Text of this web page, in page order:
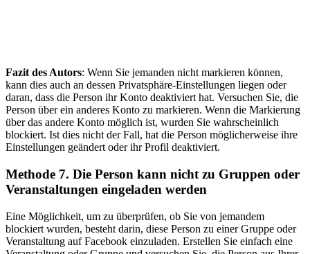
Fazit des Autors: Wenn Sie jemanden nicht markieren können,
kann dies auch an dessen Privatsphäre-Einstellungen liegen oder
daran, dass die Person ihr Konto deaktiviert hat. Versuchen Sie, die
Person über ein anderes Konto zu markieren. Wenn die Markierung
über das andere Konto möglich ist, wurden Sie wahrscheinlich
blockiert. Ist dies nicht der Fall, hat die Person möglicherweise ihre
Einstellungen geändert oder ihr Profil deaktiviert.
Methode 7. Die Person kann nicht zu Gruppen oder
Veranstaltungen eingeladen werden
Eine Möglichkeit, um zu überprüfen, ob Sie von jemandem
blockiert wurden, besteht darin, diese Person zu einer Gruppe oder
Veranstaltung auf Facebook einzuladen. Erstellen Sie einfach eine